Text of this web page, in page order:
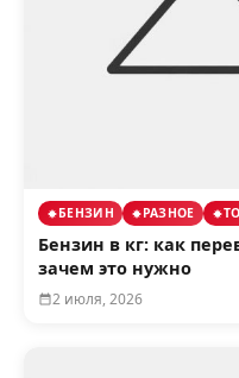
БЕНЗИН РАЗНОЕ
Бензин в кг: как
зачем это нужно
2 июля, 2026